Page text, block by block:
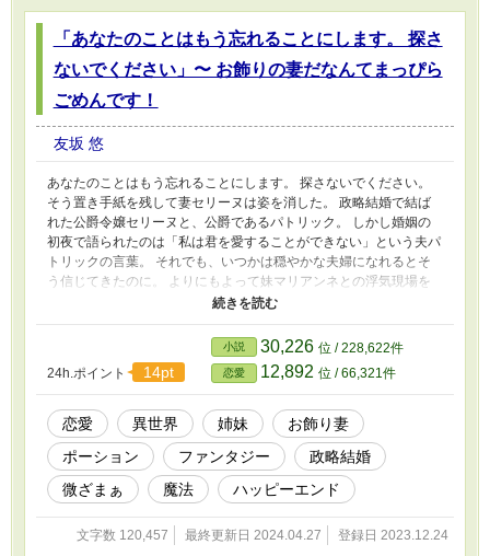
「あなたのことはもう忘れることにします。 探さ
ないでください」〜 お飾りの妻だなんてまっぴら
ごめんです！
友坂 悠
あなたのことはもう忘れることにします。 探さないでください。
そう置き手紙を残して妻セリーヌは姿を消した。 政略結婚で結ば
れた公爵令嬢セリーヌと、公爵であるパトリック。 しかし婚姻の
初夜で語られたのは「私は君を愛することができない」という夫パ
トリックの言葉。 それでも、いつかは穏やかな夫婦になれるとそ
う信じてきたのに。 よりにもよって妹マリアンネとの浮気現場を
目撃してしまったセリーヌは。 泣き崩れ寝て転生前の記憶を夢に
見た拍子に自分が生前日本人であったという意識が蘇り。 もう何
もかも捨てて家出をする決意をするのです。 全てを捨てて家を出
て、まったり自由に生きようと頑張るセリーヌ。 そんな彼女が新
しい恋を見つけて幸せになるまでの物語。
24h.ポイント 14pt
小説 30,226 位 / 228,622件
恋愛 12,892 位 / 66,321件
恋愛 異世界 姉妹
お飾り妻
ポーション
ファンタジー
政略結婚
微ざまぁ
魔法 ハッピーエンド
文字数 120,457 最終更新日 2024.04.27 登録日 2023.12.24